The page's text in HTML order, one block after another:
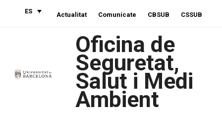
ES Actualitat Comunícate CBSUB CSSUB
Oficina de
Seguretat,
Salut i Medi
Ambient